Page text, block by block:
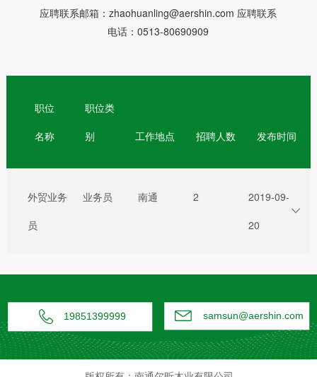
应聘联系邮箱：zhaohuanling@aershin.com 应聘联系
电话：0513-80690909
职位
名称
职位类
别
工作地点 招聘人数 发布时间
外贸业务
员
业务员 南通 2
2019-09-
20
 19851399999  samsun@aershin.com